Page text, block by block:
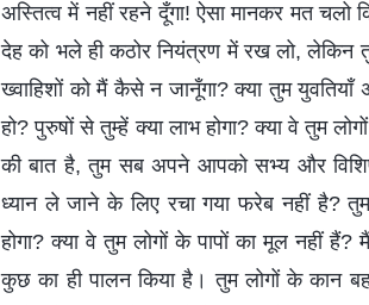
अस्तित्व में नहीं रहने दूँगा! ऐसा मानकर मत चलो
देह को भले ही कठोर नियंत्रण में रख लो, लेकिन
ख्वाहिशों को मैं कैसे न जानूँगा? क्या तुम
हो? पुरुषों से तुम्हें क्या लाभ होगा? क्या वे तुम
की बात है, तुम सब अपने आपको सभ्य और
ध्यान ले जाने के लिए रचा गया फरेब नहीं है?
होगा? क्या वे तुम लोगों के पापों का मूल नहीं
कुछ का ही पालन किया है। तुम लोगों के कान